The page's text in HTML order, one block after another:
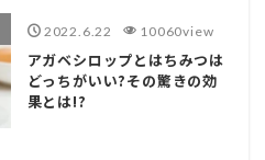
2022.6.22 10060view
アガベシロップとはちみつは
どっちがいい?その驚きの効
果とは!?